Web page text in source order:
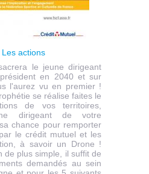
Les actions
le jeune dirigeant
en 2040 et sur
l'aurez vu en premier !
se réalise faites le
de vos territoires,
dirigeant de votre
chance pour remporter
le crédit mutuel et les
à savoir un Drone !
de plus simple, il suffit de
demandés au sein